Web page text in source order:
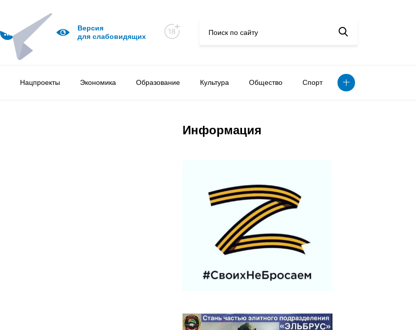
Версия
для слабовидящих
Нацпроекты Экономика Образование Культура Общество Спорт
Информация